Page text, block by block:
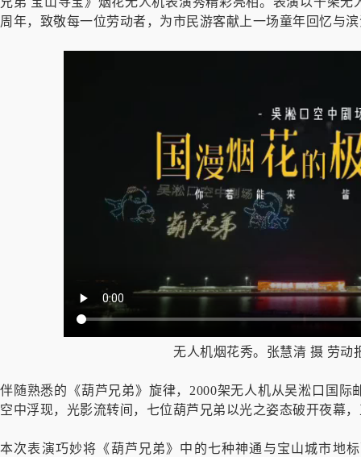
周年，致敬每一位劳动者，为市民游客献上一场童年回忆与
无人机烟花秀。张慧清 摄 劳动
伴随熟悉的《葫芦兄弟》旋律，2000架无人机从吴淞口国
空中浮现，光影流转间，七位葫芦兄弟以光之姿态破开夜幕
本次表演巧妙将《葫芦兄弟》中的七种神通与宝山城市地